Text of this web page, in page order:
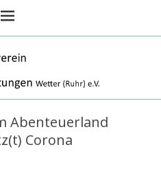
Wetter Ruhr
Abenteuerland
Corona